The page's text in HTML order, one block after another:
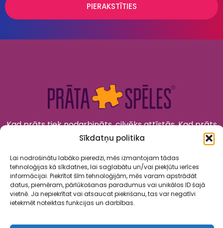
Sīkdatņu politika
Lai nodrošinātu labāko pieredzi, mēs izmantojam tādas
tehnoloģijas kā sīkdatnes, lai saglabātu un/vai piekļūtu ierīces
informācijai. Piekrītot šīm tehnoloģijām, mēs varam apstrādāt
datus, piemēram, pārlūkošanas paradumus vai unikālos ID šajā
vietnē. Ja nepiekrītat vai atsaucat piekrišanu, tas var negatīvi
ietekmēt noteiktas funkcijas un darbības.
PIERAKSTĪTIES
Kad prāts tiek nodarbināts, cilvēks attīstās. Kad prāts
tiek izklaidēts, cilvēks jūtas priecīgs un laimīgs. “Prāta
Spēles” to apvieno!
SpēlesPar mumsKalendārsSadarbībaKontakti